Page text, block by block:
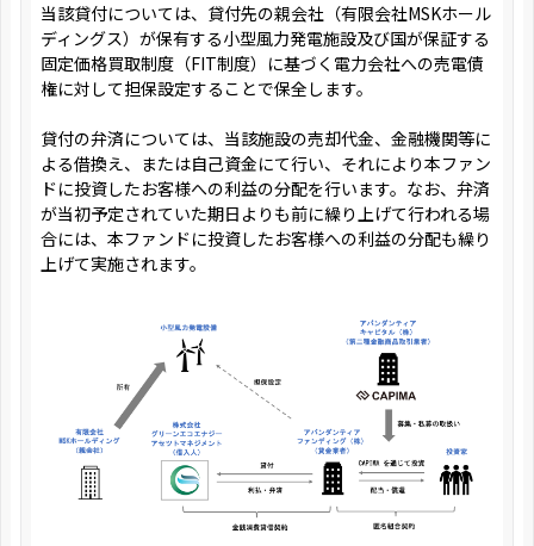
当該貸付については、貸付先の親会社（有限会社MSKホール
ディングス）が保有する小型風力発電施設及び国が保証する
固定価格買取制度（FIT制度）に基づく電力会社への売電債
権に対して担保設定することで保全します。
貸付の弁済については、当該施設の売却代金、金融機関等に
よる借換え、または自己資金にて行い、それにより本ファン
ドに投資したお客様への利益の分配を行います。なお、弁済
が当初予定されていた期日よりも前に繰り上げて行われる場
合には、本ファンドに投資したお客様への利益の分配も繰り
上げて実施されます。